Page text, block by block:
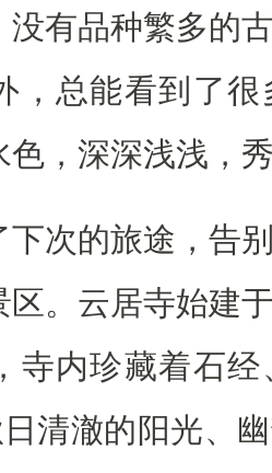
没有品种繁多的
，总能看到了
色，深深浅浅，
的旅途，告别
区。云居寺始建
寺内珍藏着石
日清澈的阳光、